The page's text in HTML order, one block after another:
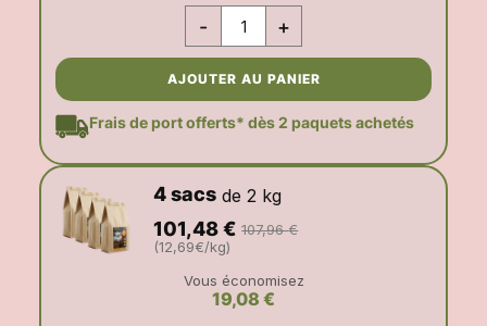
- +
Frais de port offerts* dès 2 paquets achetés
AJOUTER AU PANIER
4 sacs de 2 kg
101,48€ 107,96€
(12,69€/kg)
Vous économisez
19,08 €